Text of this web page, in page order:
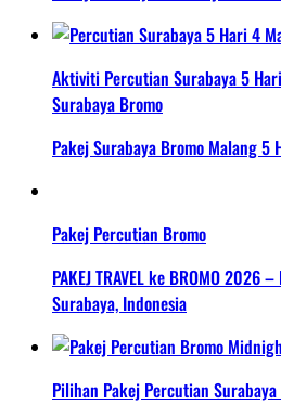
Aktiviti Percutian Surabaya 5
Surabaya Bromo
Pakej Surabaya Bromo Malang 5
Pakej Percutian Bromo
PAKEJ TRAVEL ke BROMO 2026
Surabaya, Indonesia
Pilihan Pakej Percutian